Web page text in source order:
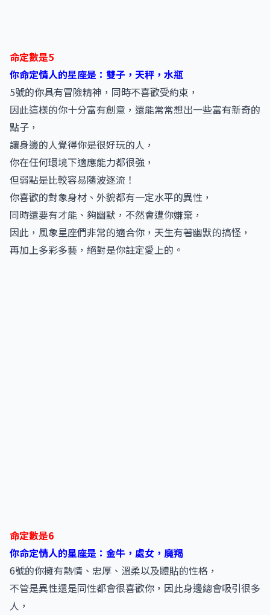
命定數是5
你命定情人的星座是：雙子，天秤，水瓶
5號的你具有冒險精神，同時不喜歡受約束，
因此這樣的你十分富有創意，還能常常想出一些富有新奇的
點子，
讓身邊的人覺得你是很好玩的人，
你在任何環境下適應能力都很強，
但弱點是比較容易隨波逐流！
你喜歡的對象身材、外貌都有一定水平的異性，
同時還要有才能、夠幽默，不然會遭你嫌棄，
因此，風象星座們非常的適合你，天生有著幽默的搞怪，
再加上多彩多藝，絕對是你註定愛上的。
命定數是6
你命定情人的星座是：金牛，處女，魔羯
6號的你擁有熱情、忠厚、溫柔以及體貼的性格，
不管是異性還是同性都會很喜歡你，因此身邊總會吸引很多
人，